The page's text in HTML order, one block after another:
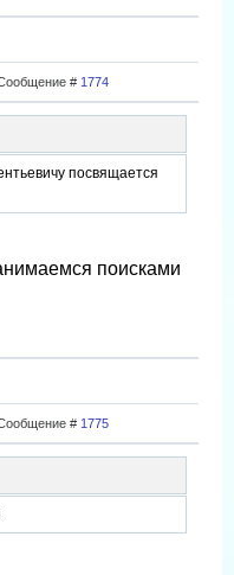
# 1774
посвящается
поисками
# 1775